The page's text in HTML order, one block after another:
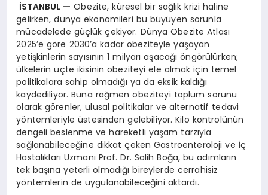
İSTANBUL — Obezite, küresel bir sağlık krizi haline
gelirken, dünya ekonomileri bu büyüyen sorunla
mücadelede güçlük çekiyor. Dünya Obezite Atlası
2025’e göre 2030’a kadar obeziteyle yaşayan
yetişkinlerin sayısının 1 milyarı aşacağı öngörülürken;
ülkelerin üçte ikisinin obeziteyi ele almak için temel
politikalara sahip olmadığı ya da eksik kaldığı
kaydediliyor. Buna rağmen obeziteyi toplum sorunu
olarak görenler, ulusal politikalar ve alternatif tedavi
yöntemleriyle üstesinden gelebiliyor. Kilo kontrolünün
dengeli beslenme ve hareketli yaşam tarzıyla
sağlanabileceğine dikkat çeken Gastroenteroloji ve İç
Hastalıkları Uzmanı Prof. Dr. Salih Boğa, bu adımların
tek başına yeterli olmadığı bireylerde cerrahisiz
yöntemlerin de uygulanabileceğini aktardı.